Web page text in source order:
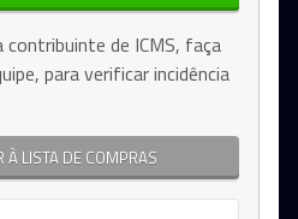
contribuinte de ICMS, faça
para verificar incidência
À LISTA DE COMPRAS